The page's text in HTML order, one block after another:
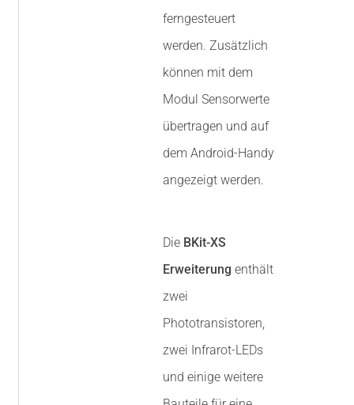
ferngesteuert
werden. Zusätzlich
können mit dem
Modul Sensorwerte
übertragen und auf
dem Android-Handy
angezeigt werden.
Die BKit-XS
Erweiterung enthält
zwei
Phototransistoren,
zwei Infrarot-LEDs
und einige weitere